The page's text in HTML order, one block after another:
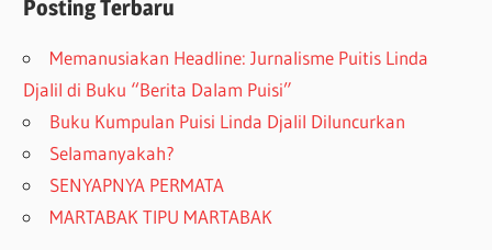
Posting Terbaru
Memanusiakan Headline: Jurnalisme Puitis Linda
Djalil di Buku “Berita Dalam Puisi”
Buku Kumpulan Puisi Linda Djalil Diluncurkan
Selamanyakah?
SENYAPNYA PERMATA
MARTABAK TIPU MARTABAK